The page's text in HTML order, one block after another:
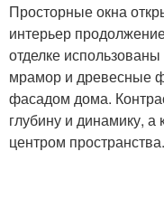
Просторные окна
интерьер
отделке
мрамор и древесные
фасадом дома.
глубину и динамику,
центром пространства.